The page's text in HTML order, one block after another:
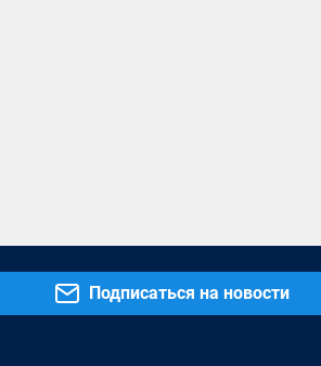
Подписаться на новости